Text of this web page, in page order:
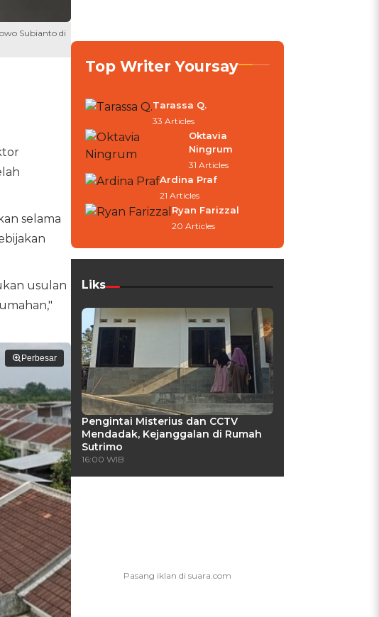
Subianto di
selama
usulan
Perbesar
Top Writer Yoursay
Tarassa Q.
33 Articles
Oktavia
Ningrum
31 Articles
Ardina Praf
21 Articles
Ryan Farizzal
20 Articles
Liks
Pengintai Misterius dan CCTV
Mendadak, Kejanggalan di Rumah
Sutrimo
16:00 WIB